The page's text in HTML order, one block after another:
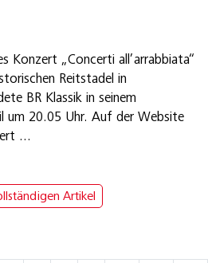
Konzert „Concerti all’arrabbiata“
Reitstadel in
BR Klassik in seinem
um 20.05 Uhr. Auf der Website
...
Artikel